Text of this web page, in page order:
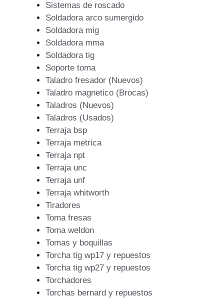
Sistemas de roscado
Soldadora arco sumergido
Soldadora mig
Soldadora mma
Soldadora tig
Soporte toma
Taladro fresador (Nuevos)
Taladro magnetico (Brocas)
Taladros (Nuevos)
Taladros (Usados)
Terraja bsp
Terraja metrica
Terraja npt
Terraja unc
Terraja unf
Terraja whitworth
Tiradores
Toma fresas
Toma weldon
Tomas y boquillas
Torcha tig wp17 y repuestos
Torcha tig wp27 y repuestos
Torchadores
Torchas bernard y repuestos